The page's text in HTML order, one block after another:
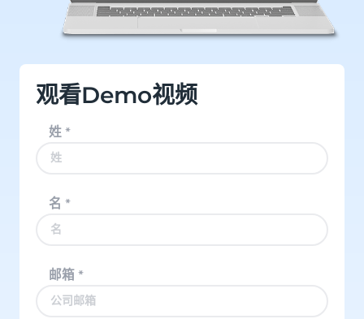
观看Demo视频
姓*
名 *
邮箱*